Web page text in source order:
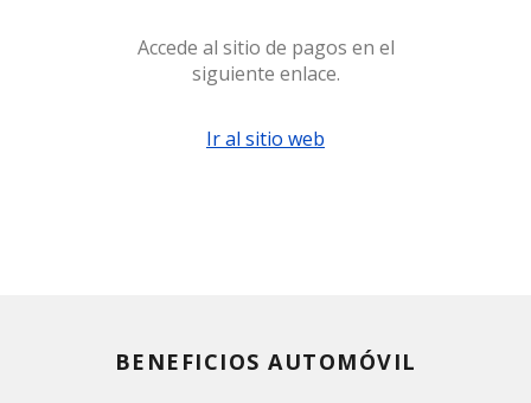
Accede al sitio de pagos en el
siguiente enlace.
Ir al sitio web
BENEFICIOS AUTOMÓVIL